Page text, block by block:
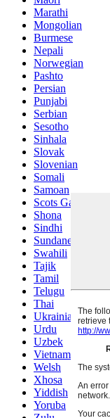
Marathi
Mongolian
Burmese
Nepali
Norwegian
Pashto
Persian
Punjabi
Serbian
Sesotho
Sinhala
Slovak
Slovenian
Somali
Samoan
Scots Gaelic
Shona
Sindhi
Sundanese
Swahili
Tajik
Tamil
Telugu
Thai
Ukrainian
Urdu
Uzbek
Vietnamese
Welsh
Xhosa
Yiddish
Yoruba